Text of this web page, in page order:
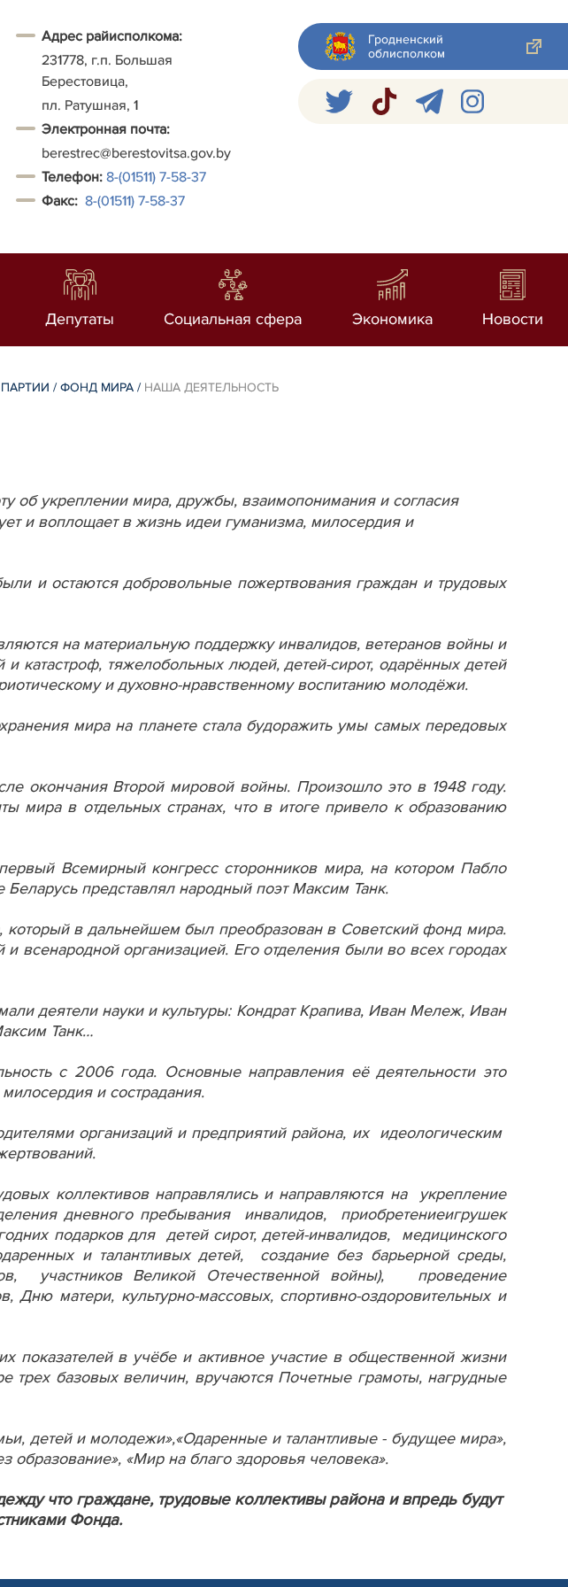
Адрес райисполкома:
231778, г.п. Большая
Берестовица,
пл. Ратушная, 1
Электронная почта:
berestrec@berestovitsa.gov.by
Телефон: 8-(01511) 7-58-37
Факс: 8-(01511) 7-58-37
Гродненский
облисполком
Депутаты Социальная сфера Экономика Новости
/ФОНД МИРА / НАША ДЕЯТЕЛЬНОСТЬ
об укреплении мира, дружбы, взаимопонимания и согласия
и воплощает в жизнь идеи гуманизма, милосердия и
и остаются добровольные пожертвования граждан и трудовых
на материальную поддержку инвалидов, ветеранов войны и
и катастроф, тяжелобольных людей, детей-сирот, одарённых детей
и духовно-нравственному воспитанию молодёжи.
мира на планете стала будоражить умы самых передовых
окончания Второй мировой войны. Произошло это в 1948 году.
мира в отдельных странах, что в итоге привело к образованию
Всемирный конгресс сторонников мира, на котором Пабло
представлял народный поэт Максим Танк.
в дальнейшем был преобразован в Советский фонд мира.
всенародной организацией. Его отделения были во всех городах
деятели науки и культуры: Кондрат Крапива, Иван Мележ, Иван
Танк…
с 2006 года. Основные направления её деятельности это
и сострадания.
организаций и предприятий района, их идеологическим
коллективов направлялись и направляются на укрепление
дневного пребывания инвалидов, приобретениеигрушек
подарков для детей сирот, детей-инвалидов, медицинского
и талантливых детей, создание без барьерной среды,
участников Великой Отечественной войны), проведение
матери, культурно-массовых, спортивно-оздоровительных и
показателей в учёбе и активное участие в общественной жизни
базовых величин, вручаются Почетные грамоты, нагрудные
детей и молодежи»,«Одаренные и талантливые - будущее мира»,
образование», «Мир на благо здоровья человека».
что граждане, трудовые коллективы района и впредь будут
Фонда.